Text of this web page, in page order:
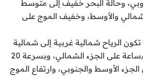
وحالة البحر خفيف إلى متوسط
والأوسط، وخفيف الموج على
الرياح شمالية غربية إلى شمالية
بسرعة 16 – 36 كم/ساعة على الجزء الشمالي، وبسرعة 20
الجزء الأوسط والجنوبي، وارتفاع الموج